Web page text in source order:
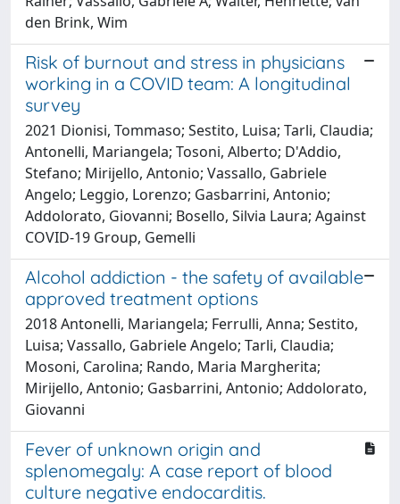
den Brink, Wim
Risk of burnout and stress in physicians
working in a COVID team: A longitudinal
survey
2021 Dionisi, Tommaso; Sestito, Luisa; Tarli, Claudia;
Antonelli, Mariangela; Tosoni, Alberto; D'Addio,
Stefano; Mirijello, Antonio; Vassallo, Gabriele
Angelo; Leggio, Lorenzo; Gasbarrini, Antonio;
Addolorato, Giovanni; Bosello, Silvia Laura; Against
COVID-19 Group, Gemelli
Alcohol addiction - the safety of available
approved treatment options
2018 Antonelli, Mariangela; Ferrulli, Anna; Sestito,
Luisa; Vassallo, Gabriele Angelo; Tarli, Claudia;
Mosoni, Carolina; Rando, Maria Margherita;
Mirijello, Antonio; Gasbarrini, Antonio; Addolorato,
Giovanni
Fever of unknown origin and
splenomegaly: A case report of blood
culture negative endocarditis.